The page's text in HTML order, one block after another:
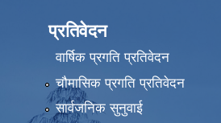
प्रतिवेदन
वार्षिक प्रगति प्रतिवेदन
चौमासिक प्रगति प्रतिवेदन
सार्वजनिक सुनुवाई